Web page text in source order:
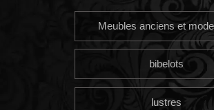
Meubles anciens et
bibelots
lustres